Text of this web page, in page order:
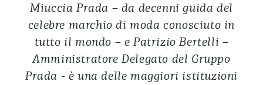
Miuccia Prada – da decenni guida del
celebre marchio di moda conosciuto in
tutto il mondo – e Patrizio Bertelli –
Amministratore Delegato del Gruppo
Prada - è una delle maggiori istituzioni